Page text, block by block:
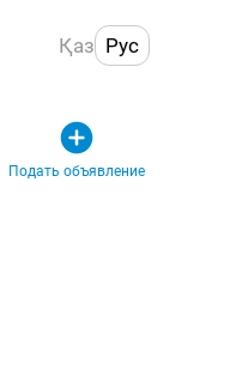
Қаз Рус
Подать объявление